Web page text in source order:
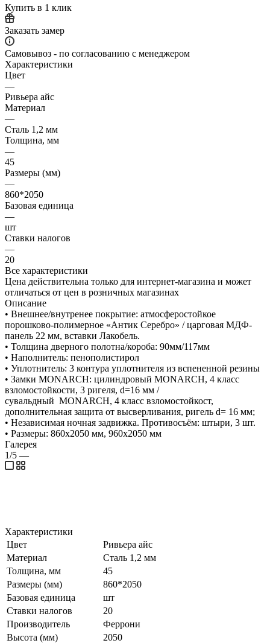
Купить в 1 клик
Заказать замер
Самовывоз - по согласованию с менеджером
Характеристики
Цвет
—
Ривьера айс
Материал
—
Сталь 1,2 мм
Толщина, мм
—
45
Размеры (мм)
—
860*2050
Базовая единица
—
шт
Ставки налогов
—
20
Все характеристики
Цена действительна только для интернет-магазина и может
отличаться от цен в розничных магазинах
Описание
• Внешнее/внутренее покрытие: атмосферостойкое
порошково-полимерное «Антик Серебро» / царговая МДФ-
панель 22 мм, вставки Лакобель.
• Толщина дверного полотна/короба: 90мм/117мм
• Наполнитель: пенополистирол
• Уплотнитель: 3 контура уплотнителя из вспененной резины
• Замки MONARCH: цилиндровый MONARCH, 4 класс
взломостойкости, 3 ригеля, d=16 мм /
сувальдный MONARCH, 4 класс взломостойкост,
дополнительная защита от высверливания, ригель d= 16 мм;
• Независимая ночная задвижка. Противосъём: штыри, 3 шт.
• Размеры: 860х2050 мм, 960х2050 мм
Галерея
1/5 —
Характеристики
Цвет
Ривьера айс
Материал
Сталь 1,2 мм
Толщина, мм
45
Размеры (мм)
860*2050
Базовая единица
шт
Ставки налогов
20
Производитель
Феррони
Высота (мм)
2050